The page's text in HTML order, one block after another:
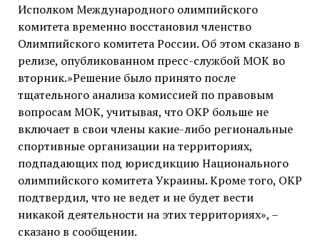
Исполком Международного олимпийского
комитета временно восстановил членство
Олимпийского комитета России. Об этом сказано в
релизе, опубликованном пресс-службой МОК во
вторник.»Решение было принято после
тщательного анализа комиссией по правовым
вопросам МОК, учитывая, что ОКР больше не
включает в свои члены какие-либо региональные
спортивные организации на территориях,
подпадающих под юрисдикцию Национального
олимпийского комитета Украины. Кроме того, ОКР
подтвердил, что не ведет и не будет вести
никакой деятельности на этих территориях», –
сказано в сообщении.